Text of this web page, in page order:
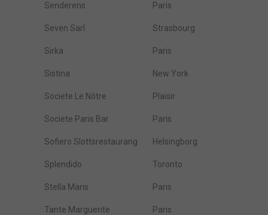
Senderens Paris
Seven Sarl Strasbourg
Sirka Paris
Sistina New York
Societe Le Nôtre Plaisir
Societe Paris Bar Paris
Sofiero Slottsrestaurang Helsingborg
Splendido Toronto
Stella Maris Paris
Tante Marguerite Paris